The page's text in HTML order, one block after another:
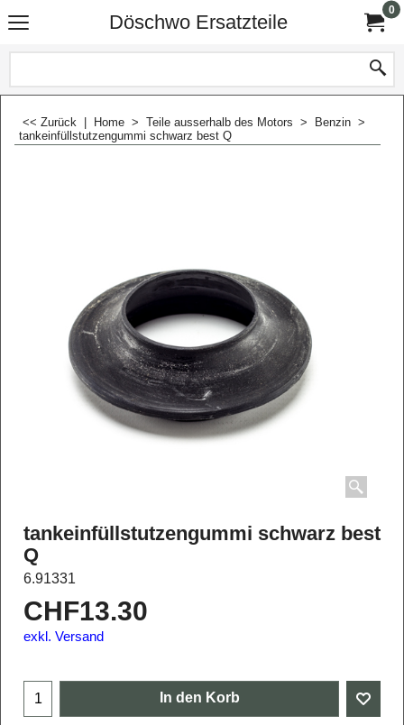
Döschwo Ersatzteile
0
<< Zurück Home > Teile ausserhalb des Motors > Benzin >
tankeinfüllstutzengummi schwarz best Q
tankeinfüllstutzengummi schwarz best
Q
6.91331
CHF13.30
exkl. Versand
In den Korb